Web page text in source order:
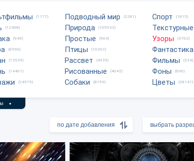
(1177)
(12408)
(945)
(6990)
(13539)
(14461)
(24579)
Подводный мир (2281)
Природа (105933)
Простые (904)
Птицы (10202)
Рассвет (4535)
Рисованные (4042)
Собаки (8759)
Спорт (1815)
Текстурные
Узоры (3762)
Фантастика
Фильмы (334)
Фоны (606)
Цветы (28141)
▼